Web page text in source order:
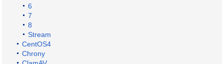
6
7
8
Stream
CentOS4
Chrony